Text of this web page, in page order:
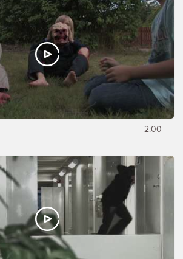
2:00